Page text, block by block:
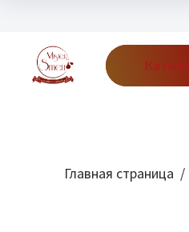
Каталог
Главная страница /